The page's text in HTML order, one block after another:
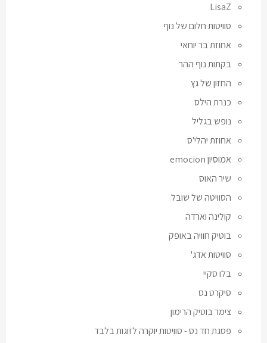
LisaZ
סוויטות חלום של נוף
אחוזת בר יוחאי
בקתות נוף ההר
החזון של גץ
כנרת הילס
נופש בגליל
אחוזת יהלי'ס
אמוסיון emocion
שיר האוס
הסוויטה של שובל
קולינה וארדה
בוטיק חוויה באופק
סוויטות אדג'
בלו סקיי
סיקרט נס
צימר בוטיק הרימון
פסגת חד נס - סוויטות יוקרה לזוגות בלבד